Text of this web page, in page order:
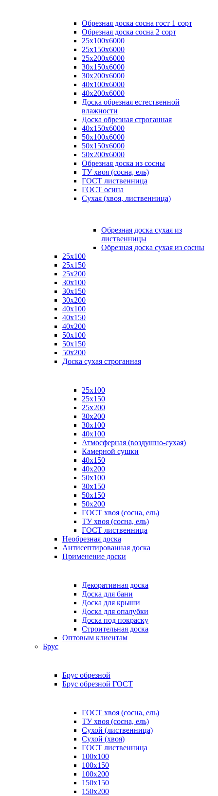
Обрезная доска сосна гост 1 сорт
Обрезная доска сосна 2 сорт
25х100х6000
25х150х6000
25х200х6000
30х150х6000
30х200х6000
40х100х6000
40х200х6000
Доска обрезная естественной
влажности
Доска обрезная строганная
40х150х6000
50х100х6000
50х150х6000
50х200х6000
Обрезная доска из сосны
ТУ хвоя (сосна, ель)
ГОСТ лиственница
ГОСТ осина
Сухая (хвоя, лиственница)
Обрезная доска сухая из
лиственницы
Обрезная доска сухая из сосны
25х100
25х150
25х200
30х100
30х150
30х200
40х100
40х150
40х200
50х100
50х150
50х200
Доска сухая строганная
25х100
25х150
25х200
30х200
30х100
40х100
Атмосферная (воздушно-сухая)
Камерной сушки
40х150
40х200
50х100
30х150
50х150
50х200
ГОСТ хвоя (сосна, ель)
ТУ хвоя (сосна, ель)
ГОСТ лиственница
Необрезная доска
Антисептированная доска
Применение доски
Декоративная доска
Доска для бани
Доска для крыши
Доска для опалубки
Доска под покраску
Строительная доска
Оптовым клиентам
Брус
Брус обрезной
Брус обрезной ГОСТ
ГОСТ хвоя (сосна, ель)
ТУ хвоя (сосна, ель)
Сухой (лиственница)
Сухой (хвоя)
ГОСТ лиственница
100x100
100x150
100x200
150x150
150x200